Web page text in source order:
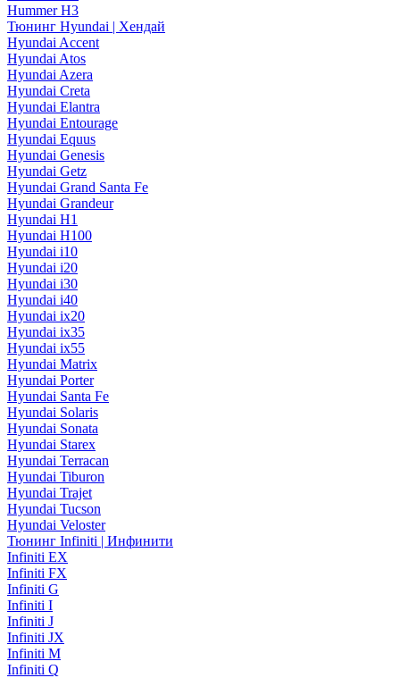
Hummer H3
Тюнинг Hyundai | Хендай
Hyundai Accent
Hyundai Atos
Hyundai Azera
Hyundai Creta
Hyundai Elantra
Hyundai Entourage
Hyundai Equus
Hyundai Genesis
Hyundai Getz
Hyundai Grand Santa Fe
Hyundai Grandeur
Hyundai H1
Hyundai H100
Hyundai i10
Hyundai i20
Hyundai i30
Hyundai i40
Hyundai ix20
Hyundai ix35
Hyundai ix55
Hyundai Matrix
Hyundai Porter
Hyundai Santa Fe
Hyundai Solaris
Hyundai Sonata
Hyundai Starex
Hyundai Terracan
Hyundai Tiburon
Hyundai Trajet
Hyundai Tucson
Hyundai Veloster
Тюнинг Infiniti | Инфинити
Infiniti EX
Infiniti FX
Infiniti G
Infiniti I
Infiniti J
Infiniti JX
Infiniti M
Infiniti Q